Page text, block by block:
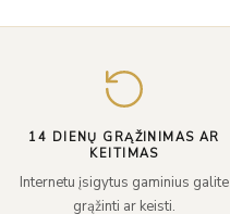
14 DIENŲ GRĄŽINIMAS AR
KEITIMAS
Internetu įsigytus gaminius galite
grąžinti ar keisti.